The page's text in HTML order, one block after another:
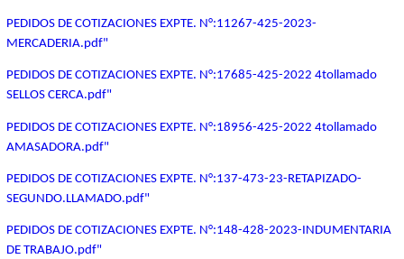
PEDIDOS DE COTIZACIONES EXPTE. N°:11267-425-2023-
MERCADERIA.pdf"
PEDIDOS DE COTIZACIONES EXPTE. N°:17685-425-2022 4tollamado
SELLOS CERCA.pdf"
PEDIDOS DE COTIZACIONES EXPTE. N°:18956-425-2022 4tollamado
AMASADORA.pdf"
PEDIDOS DE COTIZACIONES EXPTE. N°:137-473-23-RETAPIZADO-
SEGUNDO.LLAMADO.pdf"
PEDIDOS DE COTIZACIONES EXPTE. N°:148-428-2023-INDUMENTARIA
DE TRABAJO.pdf"